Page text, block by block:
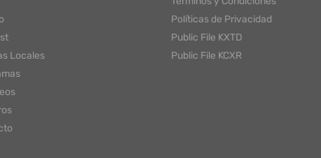
Locales
Políticas de Privacidad
Public File KXTD
Public File KCXR